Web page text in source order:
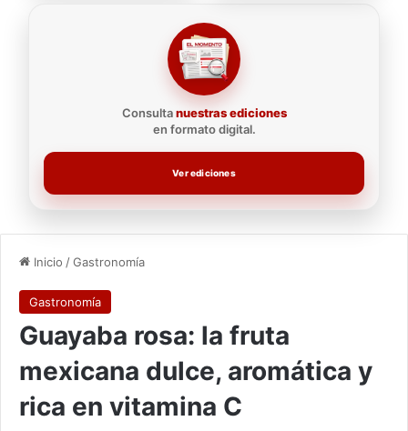
Consultanuestras ediciones
en formato digital.
Ver ediciones
Inicio /Gastronomía
Gastronomía
Guayaba rosa: la fruta
mexicana dulce, aromática y
rica en vitamina C